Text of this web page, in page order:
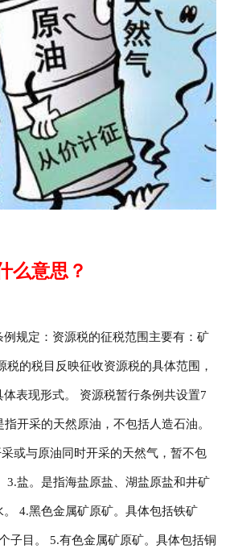
意思？
规定：资源税的征税范围主要有：矿
税的税目反映征收资源税的具体范围，
表现形式。 资源税暂行条例共设置7
开采的天然原油，不包括人造石油。
或与原油同时开采的天然气，暂不包
3.盐。是指海盐原盐、湖盐原盐和井矿
4.黑色金属矿原矿。具体包括铁矿
子目。 5.有色金属矿原矿。具体包括铜